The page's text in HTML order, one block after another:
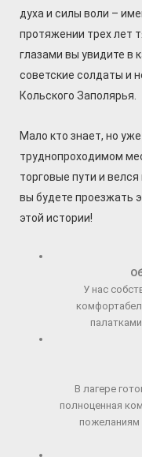
духа и силы воли –
протяжении трех лет
глазами вы увидите в
советские солдаты и
Кольского Заполярья.
Мало кто знает, но
труднопроходимом
торговые пути и
вы будете проезжать
этой истории!
У нас
В лагере
полноценная
пожеланиям